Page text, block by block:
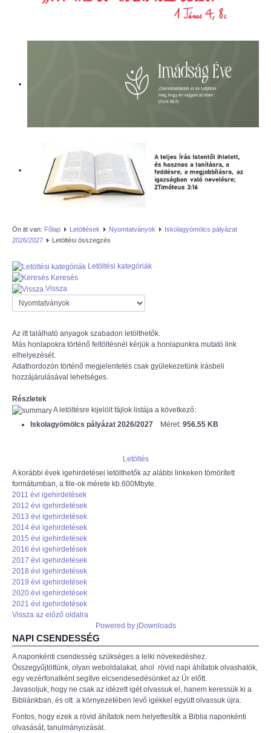
EVANGÉLIZÁCIÓS SOROZATOK
KÓRHÁZLELKÉSZI SZOLGÁLAT
CEGLÉDI REFORMÁTUS ÁLTALÁNOS
ISKOLA ÉS ÓVODA
MAGYAR REFORMÁTUS
SZERETETSZOLGÁLAT
ISKOLAGYÜMÖLCS PÁLYÁZAT
ÉPÍTÉSE" PÁLYÁZAT
Ön itt van: Főlap Letöltések Nyomtatványok
Iskolagyömölcs pályázat
2026/2027
Letöltési összegzés
Letöltési kategóriák
Keresés
Vissza
Az itt található anyagok szabadon letölthetők.
Más honlapokra történő feltöltésnél kérjük a honlapunkra mutató link
elhelyezését.
Adathordozón történő megjelentetés csak gyülekezetünk írásbeli
hozzájárulásával lehetséges.
Részletek
A letöltésre kijelölt fájlok listája a következő:
Iskolagyömölcs pályázat 2026/2027
Méret: 956.55 KB
Letöltés
A korábbi évek igehirdetései letölthetők az alábbi linkeken tömörített
formátumban, a file-ok mérete kb.600Mbyte.
2011 évi igehirdetések
2012 évi igehirdetések
2013 évi igehirdetések
2014 évi igehirdetések
2015 évi igehirdetések
2016 évi igehirdetések
2017 évi igehirdetések
2018 évi igehirdetések
2019 évi igehirdetések
2020 évi igehirdetések
2021 évi igehirdetések
Vissza az előző oldalra
Powered by jDownloads
NAPI CSENDESSÉG
A naponkénti csendesség szükséges a lelki növekedéshez.
Összegyűjtöttünk, olyan weboldalakat, ahol rövid napi áhítatok olvashatók,
egy vezérfonalként segítve elcsendesedésünket az Úr előtt.
Javasoljuk, hogy ne csak az idézett igét olvassuk el, hanem keressük ki a
Bibliánkban, és ott a környezetében levő igékkel együtt olvassuk újra.
Fontos, hogy ezek a rövid áhítatok nem helyettesítik a Biblia naponkénti
olvasását, tanulmányozását.